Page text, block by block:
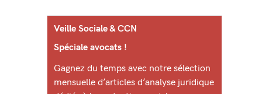
Veille Sociale & CCN
Spéciale avocats !
Gagnez du temps avec notre sélection
mensuelle d’articles d’analyse juridique